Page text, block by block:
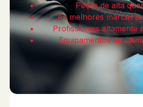
Peças de alta
As melhores marcas
Profissionais altamente
Equipamentos de